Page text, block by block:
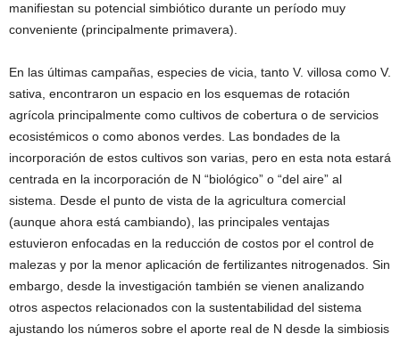
manifiestan su potencial simbiótico durante un período muy
conveniente (principalmente primavera).
En las últimas campañas, especies de vicia, tanto V. villosa como V.
sativa, encontraron un espacio en los esquemas de rotación
agrícola principalmente como cultivos de cobertura o de servicios
ecosistémicos o como abonos verdes. Las bondades de la
incorporación de estos cultivos son varias, pero en esta nota estará
centrada en la incorporación de N “biológico” o “del aire” al
sistema. Desde el punto de vista de la agricultura comercial
(aunque ahora está cambiando), las principales ventajas
estuvieron enfocadas en la reducción de costos por el control de
malezas y por la menor aplicación de fertilizantes nitrogenados. Sin
embargo, desde la investigación también se vienen analizando
otros aspectos relacionados con la sustentabilidad del sistema
ajustando los números sobre el aporte real de N desde la simbiosis